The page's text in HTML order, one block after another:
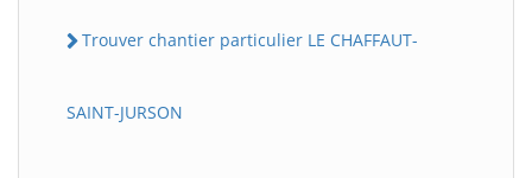
Trouver chantier particulier LE CHAFFAUT-
SAINT-JURSON